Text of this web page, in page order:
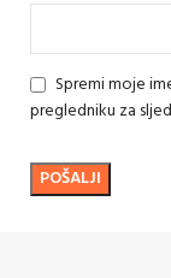
Spremi moje
pregledniku za